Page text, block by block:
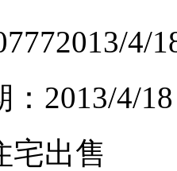
2013/4/
2013/4/18
宅出售